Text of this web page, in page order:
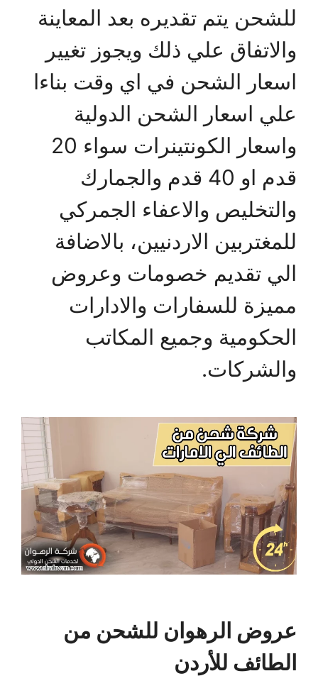
للشحن يتم تقديره بعد المعاينة
والاتفاق علي ذلك ويجوز تغيير
اسعار الشحن في اي وقت بناءا
علي اسعار الشحن الدولية
واسعار الكونتينرات سواء 20
قدم او 40 قدم والجمارك
والتخليص والاعفاء الجمركي
للمغتربين الاردنيين، بالاضافة
الي تقديم خصومات وعروض
مميزة للسفارات والادارات
الحكومية وجميع المكاتب
والشركات.
عروض الرهوان للشحن من
الطائف للأردن